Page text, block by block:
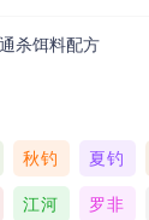
杀饵料配方
秋钓 夏钓
江河 罗非